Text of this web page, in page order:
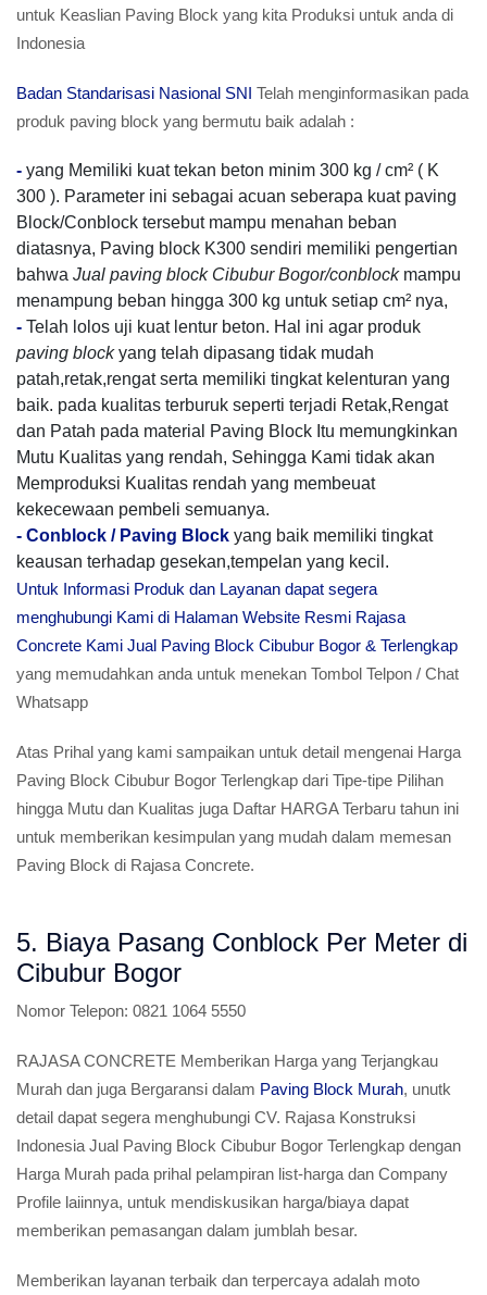
untuk Keaslian Paving Block yang kita Produksi untuk anda di
Indonesia
Badan Standarisasi Nasional SNI Telah menginformasikan pada
produk paving block yang bermutu baik adalah :
- yang Memiliki kuat tekan beton minim 300 kg / cm² ( K
300 ). Parameter ini sebagai acuan seberapa kuat paving
Block/Conblock tersebut mampu menahan beban
diatasnya, Paving block K300 sendiri memiliki pengertian
bahwa Jual paving block Cibubur Bogor/conblockmampu
menampung beban hingga 300 kg untuk setiap cm² nya,
- Telah lolos uji kuat lentur beton. Hal ini agar produk
paving blockyang telah dipasang tidak mudah
patah,retak,rengat serta memiliki tingkat kelenturan yang
baik. pada kualitas terburuk seperti terjadi Retak,Rengat
dan Patah pada material Paving Block Itu memungkinkan
Mutu Kualitas yang rendah, Sehingga Kami tidak akan
Memproduksi Kualitas rendah yang membeuat
kekecewaan pembeli semuanya.
- Conblock / Paving Block yang baik memiliki tingkat
keausan terhadap gesekan,tempelan yang kecil.
Untuk Informasi Produk dan Layanan dapat segera
menghubungi Kami di Halaman Website Resmi Rajasa
Concrete Kami Jual Paving Block Cibubur Bogor & Terlengkap
yang memudahkan anda untuk menekan Tombol Telpon / Chat
Whatsapp
Atas Prihal yang kami sampaikan untuk detail mengenai Harga
Paving Block Cibubur Bogor Terlengkap dari Tipe-tipe Pilihan
hingga Mutu dan Kualitas juga Daftar HARGA Terbaru tahun ini
untuk memberikan kesimpulan yang mudah dalam memesan
Paving Block di Rajasa Concrete.
5. Biaya Pasang Conblock Per Meter di
Cibubur Bogor
Nomor Telepon: 0821 1064 5550
RAJASA CONCRETE Memberikan Harga yang Terjangkau
Murah dan juga Bergaransi dalam Paving Block Murah, unutk
detail dapat segera menghubungi CV. Rajasa Konstruksi
Indonesia Jual Paving Block Cibubur Bogor Terlengkap dengan
Harga Murah pada prihal pelampiran list-harga dan Company
Profile laiinnya, untuk mendiskusikan harga/biaya dapat
memberikan pemasangan dalam jumblah besar.
Memberikan layanan terbaik dan terpercaya adalah moto